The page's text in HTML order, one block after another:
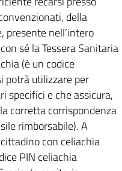
della
presente nell’intero
sé la Tessera Sanitaria
(è un codice
potrà utilizzare per
specifici e che assicura,
corretta corrispondenza
rimborsabile). A
con celiachia
PIN celiachia